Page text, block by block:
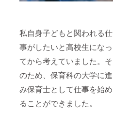
私自身子どもと関われる仕
事がしたいと高校生になっ
てから考えていました。そ
のため、保育科の大学に進
み保育士として仕事を始め
ることができました。